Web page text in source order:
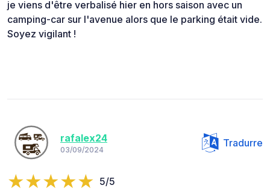
je viens d'être verbalisé hier en hors saison avec un
camping-car sur l'avenue alors que le parking était vide.
Soyez vigilant !
rafalex24
03/09/2024
Tradurre
5/5